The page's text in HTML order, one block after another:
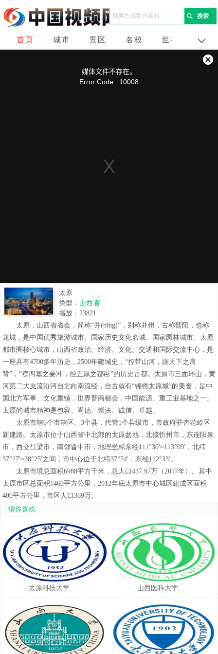
首页 城市 景区 名校 世界 企业
媒体文件不存在。
Error Code : 10008
关
太原
类型： 山西省
播放： 23821
太原，山西省省会，简称“并(bīng)”，别称并州，古称晋阳，也称
龙城，是中国优秀旅游城市、国家历史文化名城、国家园林城市、太原
都市圈核心城市，山西省政治、经济、文化、交通和国际交流中心，是
一座具有4700多年历史，2500年建城史，“控带山河，踞天下之肩
背”，“襟四塞之要冲，控五原之都邑”的历史古都。太原市三面环山，黄
河第二大支流汾河自北向南流经，自古就有“锦绣太原城”的美誉，是中
国北方军事、文化重镇，世界晋商都会，中国能源、重工业基地之一。
太原的城市精神是包容、尚德、崇法、诚信、卓越。
太原市辖6个市辖区、3个县，代管1个县级市，市政府驻杏花岭区
新建路。太原市位于山西省中北部的太原盆地，北接忻州市，东连阳泉
市，西交吕梁市，南邻晋中市，地理坐标东经111°30′~113°09′，北纬
37°27′~38°25′之间，市中心位于北纬37°54′，东经112°33′。
太原市境总面积6988平方千米，总人口437.97万（2017年）。其中
太原市区总面积1460平方公里，2012年底太原市中心城区建成区面积
400平方公里，市区人口369万。
猜你喜欢
太原科技大学 山西医科大学